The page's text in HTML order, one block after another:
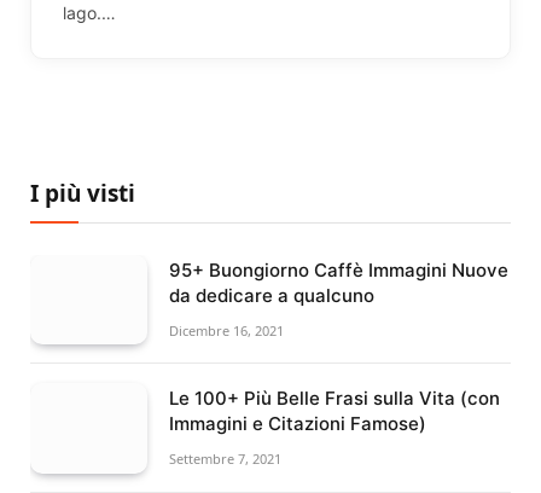
lago.…
I più visti
95+ Buongiorno Caffè Immagini Nuove
da dedicare a qualcuno
Dicembre 16, 2021
Le 100+ Più Belle Frasi sulla Vita (con
Immagini e Citazioni Famose)
Settembre 7, 2021